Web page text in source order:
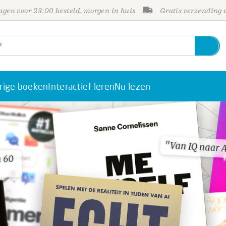
voor 23:00 besteld, morgen in huis Gratis verzending
boekenInteractief lerenNu lezen
60
"Van IQ naar
60
"Van IQ naar